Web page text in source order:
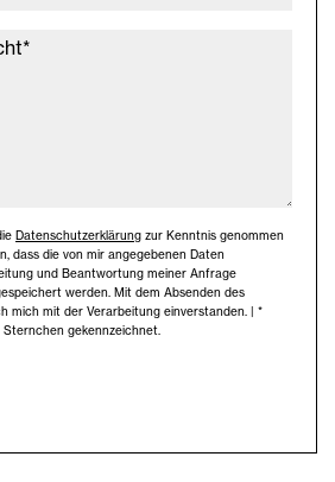
Datenschutzerklärung zur Kenntnis genommen
dass die von mir angegebenen Daten
und Beantwortung meiner Anfrage
werden. Mit dem Absenden des
mich mit der Verarbeitung einverstanden. | *
gekennzeichnet.